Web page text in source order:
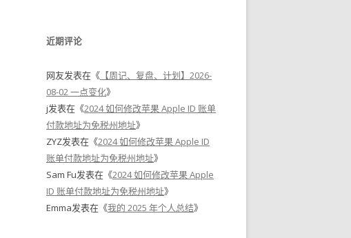
近期评论
网友发表在《 【周记、复盘、计划】2026-
08-02 一点变化》
j发表在《2024 如何修改苹果 Apple ID 账单
付款地址为免税州地址》
ZYZ发表在《2024 如何修改苹果 Apple ID
账单付款地址为免税州地址》
Sam Fu发表在《2024 如何修改苹果 Apple
ID 账单付款地址为免税州地址》
Emma发表在《我的 2025 年个人总结》